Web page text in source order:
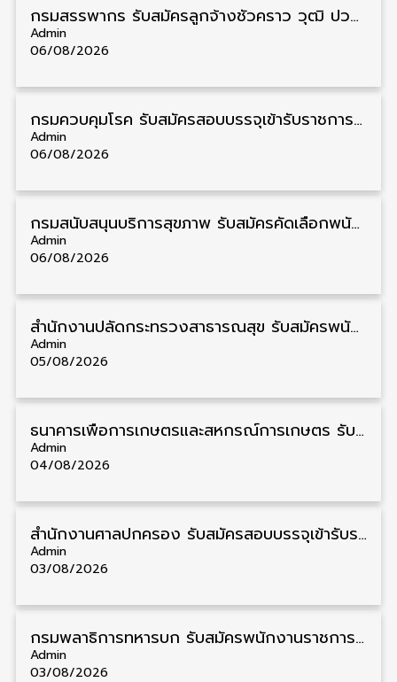
กรมสรรพากร รับสมัครลูกจ้างชั่วคราว วุฒิ ปวช./ป.ตรี 138 อัตรา รับสมัคร 17 – 31 สิงหาคม
Admin
06/08/2026
กรมควบคุมโรค รับสมัครสอบบรรจุเข้ารับราชการ วุฒิ ปวส./ป.ตรี 17 อัตรา รับสมัคร 17 สิงหาคม – 4 กันยายน
Admin
06/08/2026
กรมสนับสนุนบริการสุขภาพ รับสมัครคัดเลือกพนักงานราชการ วุฒิ ปวส./ป.ตรี 13 อัตรา รับสมัคร 11 – 20 สิงหาคม
Admin
06/08/2026
สำนักงานปลัดกระทรวงสาธารณสุข รับสมัครพนักงานราชการรูปแบบพิเศษ วุฒิ ปวส./ป.ตรี 102 อัตรา รับสมัคร 17 – 28 สิงหาคม
Admin
05/08/2026
ธนาคารเพื่อการเกษตรและสหกรณ์การเกษตร รับสมัครบุคคลเพื่อเป็นผู้ช่วยพนักงาน วุฒิ ป.ตรี 5 อัตรา รับสมัคร 4 – 14 สิงหาคม
Admin
04/08/2026
สํานักงานศาลปกครอง รับสมัครสอบบรรจุเข้ารับราชการ วุฒิ ป.ตรี 72 อัตรา รับสมัคร 31 สิงหาคม – 18 กันยายน
Admin
03/08/2026
กรมพลาธิการทหารบก รับสมัครพนักงานราชการ วุฒิ ม.3/ม.6/ปวช. 66 อัตรา รับสมัคร 10 – 17 สิงหาคม
Admin
03/08/2026